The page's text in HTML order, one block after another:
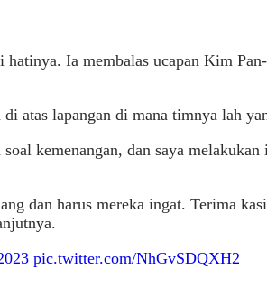
Ia membalas ucapan Kim
atas lapangan di mana timnya lah
kemenangan, dan saya
dan harus mereka ingat. Terima
pic.twitter.com/NhGvSDQXH2